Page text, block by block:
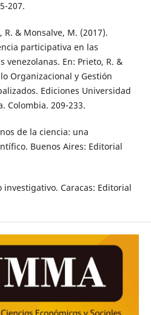
207.
R. & Monsalve, M. (2017).
participativa en las
venezolanas. En: Prieto, R. &
Organizacional y Gestión
Ediciones Universidad
Colombia. 209-233.
de la ciencia: una
Buenos Aires: Editorial
investigativo. Caracas: Editorial